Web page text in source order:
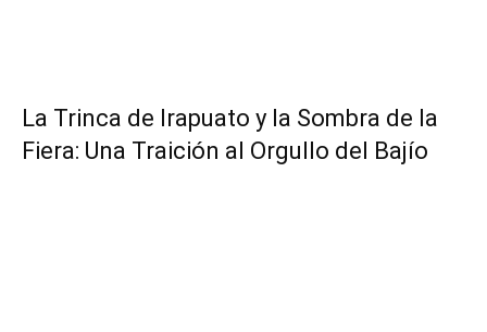
​La Trinca de Irapuato y la Sombra de la
Fiera: Una Traición al Orgullo del Bajío